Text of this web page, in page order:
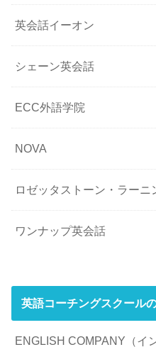
英会話イーオン
シェーン英会話
ECC外語学院
NOVA
ロゼッタストーン・ラーニ
ワンナップ英会話
英語コーチングスクール
ENGLISH COMPANY（イ